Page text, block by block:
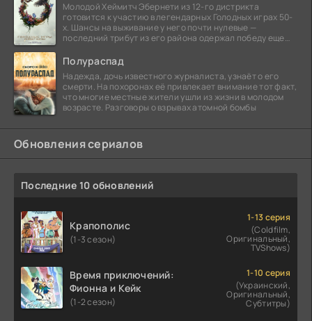
Молодой Хеймитч Эбернети из 12-го дистрикта
готовится к участию в легендарных Голодных играх 50-
х. Шансы на выживание у него почти нулевые —
последний трибут из его района одержал победу еще
Полураспад
Надежда, дочь известного журналиста, узнаёт о его
смерти. На похоронах её привлекает внимание тот факт,
что многие местные жители ушли из жизни в молодом
возрасте. Разговоры о взрывах атомной бомбы
Обновления сериалов
Последние 10 обновлений
Крапополис
(1-3 сезон)
1-13 серия
(Coldfilm,
Оригинальный,
TVShows)
Время приключений:
Фионна и Кейк
(1-2 сезон)
1-10 серия
(Украинский,
Оригинальный,
Субтитры)